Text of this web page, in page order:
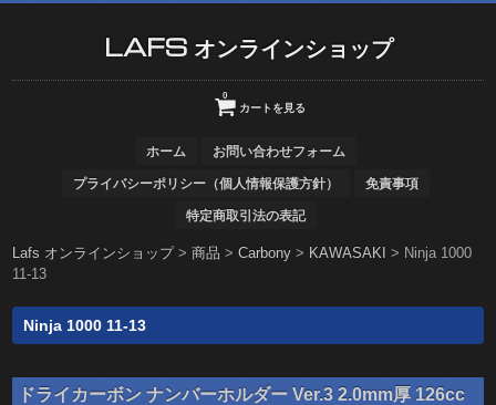
LAFS オンラインショップ
カートを見る
0
ホーム お問い合わせフォーム
プライバシーポリシー（個人情報保護方針） 免責事項
特定商取引法の表記
Lafs オンラインショップ>商品 >Carbony > KAWASAKI > Ninja 1000
11-13
Ninja 1000 11-13
ドライカーボン ナンバーホルダー Ver.3 2.0mm厚 126cc